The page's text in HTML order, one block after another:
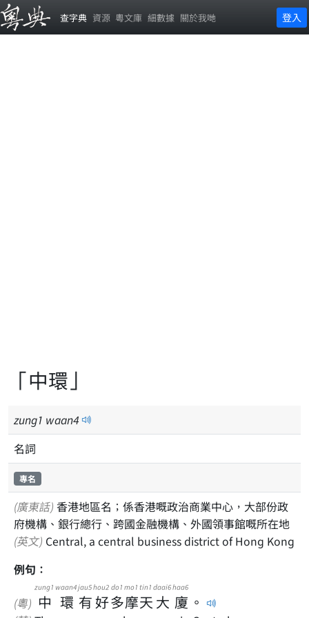
查字典 資源 粵文庫 細數據 關於我哋 登入
「中環」
zung1 waan4
名詞
專名
(廣東話)
府機構、銀行總行、跨國金融機構、外國領事館嘅所在地
(英文) Central, a central business district of Hong Kong
例句：
(粵) 中
zung1
環
waan4
有
jau5
好
hou2
多
do1
摩
mo1
天
tin1
大
daai6
廈
haa6
。